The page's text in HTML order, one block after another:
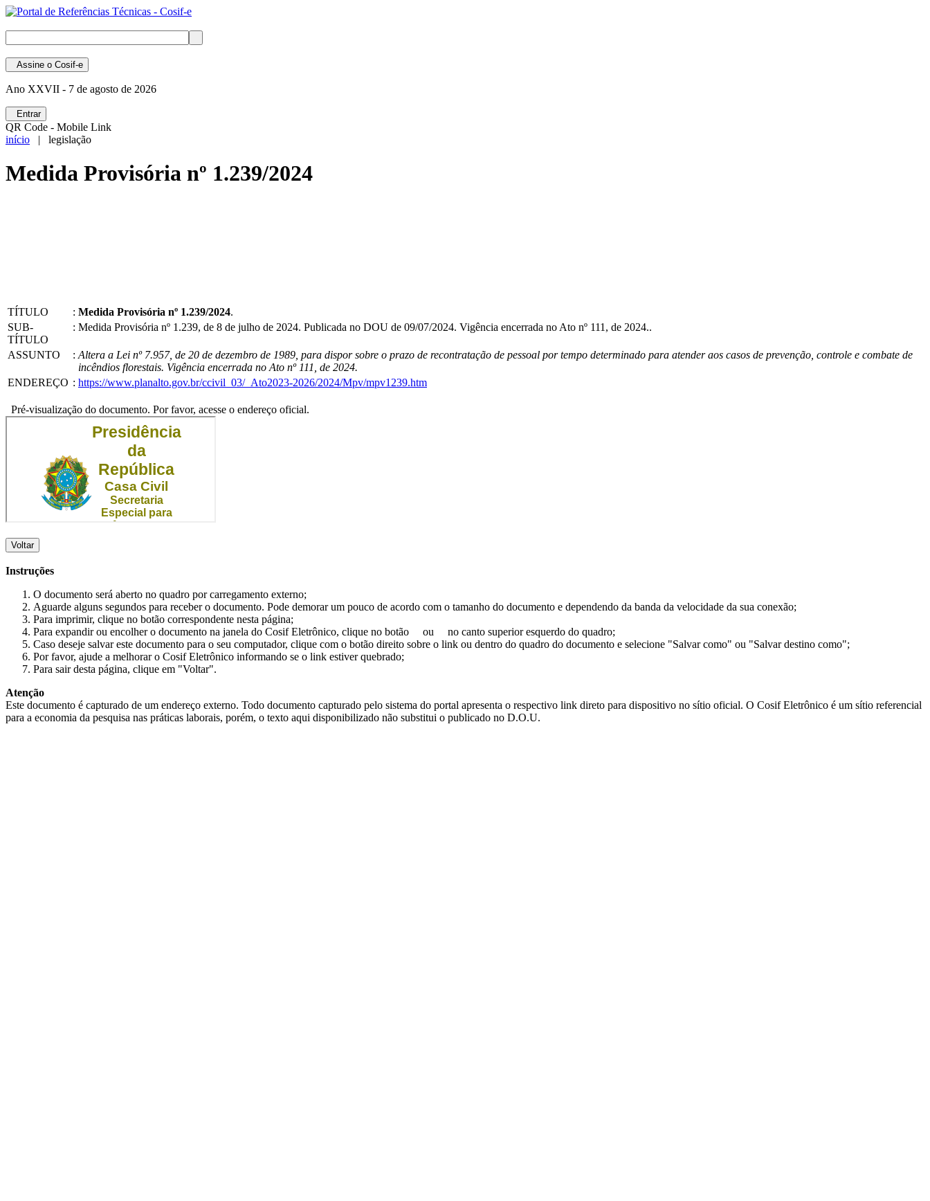
Assine o Cosif-e
Ano XXVII - 7 de agosto de 2026
Entrar
QR Code - Mobile Link
início | legislação
Medida Provisória nº 1.239/2024
TÍTULO : Medida Provisória nº 1.239/2024.
SUB-
TÍTULO
: Medida Provisória nº 1.239, de 8 de julho de 2024. Publicada no DOU de 09/07/2024. Vigência encerrada no Ato nº 111, de 2024..
ASSUNTO : Altera a Lei nº 7.957, de 20 de dezembro de 1989, para dispor sobre o prazo de recontratação de pessoal por tempo determinado para atender aos casos de prevenção, controle e combate de
incêndios florestais. Vigência encerrada no Ato nº 111, de 2024.
ENDEREÇO : https://www.planalto.gov.br/ccivil_03/_Ato2023-2026/2024/Mpv/mpv1239.htm
Pré-visualização do documento. Por favor, acesse o endereço oficial.
Voltar
Instruções
O documento será aberto no quadro por carregamento externo;
Aguarde alguns segundos para receber o documento. Pode demorar um pouco de acordo com o tamanho do documento e dependendo da banda da velocidade da sua conexão;
Para imprimir, clique no botão correspondente nesta página;
Para expandir ou encolher o documento na janela do Cosif Eletrônico, clique no botão
ou
no canto superior esquerdo do quadro;
Caso deseje salvar este documento para o seu computador, clique com o botão direito sobre o link ou dentro do quadro do documento e selecione "Salvar como" ou "Salvar destino como";
Por favor, ajude a melhorar o Cosif Eletrônico informando se o link estiver quebrado;
Para sair desta página, clique em "Voltar".
Atenção
Este documento é capturado de um endereço externo. Todo documento capturado pelo sistema do portal apresenta o respectivo link direto para dispositivo no sítio oficial. O Cosif Eletrônico é um sítio referencial
para a economia da pesquisa nas práticas laborais, porém, o texto aqui disponibilizado não substitui o publicado no D.O.U.